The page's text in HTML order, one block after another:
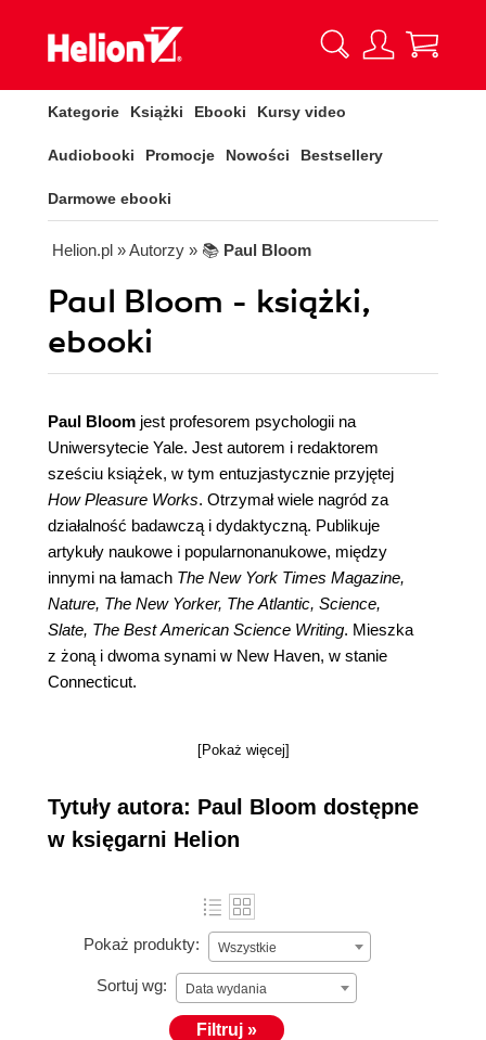
Kategorie Książki Ebooki Kursy video
Audiobooki Promocje Nowości Bestsellery
Darmowe ebooki
Helion.pl » Autorzy » 📚 Paul Bloom
Paul Bloom - książki,
ebooki
Paul Bloom jest profesorem psychologii na
Uniwersytecie Yale. Jest autorem i redaktorem
sześciu książek, w tym entuzjastycznie przyjętej
How Pleasure Works. Otrzymał wiele nagród za
działalność badawczą i dydaktyczną. Publikuje
artykuły naukowe i popularnonanukowe, między
innymi na łamach The New York Times Magazine,
Nature, The New Yorker, The Atlantic, Science,
Slate, The Best American Science Writing. Mieszka
z żoną i dwoma synami w New Haven, w stanie
Connecticut.
[Pokaż więcej]
Tytuły autora: Paul Bloom dostępne
w księgarni Helion
Pokaż produkty: Wszystkie
Sortuj wg: Data wydania
Filtruj »